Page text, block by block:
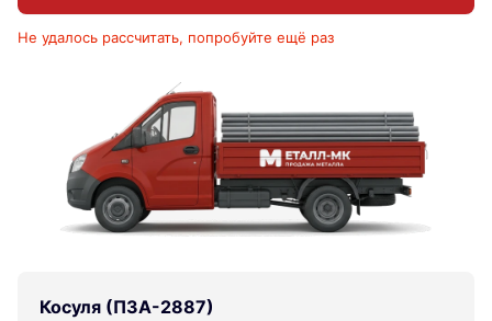
Не удалось рассчитать, попробуйте ещё раз
Косуля (ПЗА-2887)